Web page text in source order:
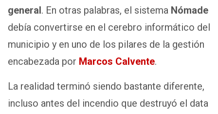
general. En otras palabras, el sistema Nómade
debía convertirse en el cerebro informático del
municipio y en uno de los pilares de la gestión
encabezada por Marcos Calvente.
La realidad terminó siendo bastante diferente,
incluso antes del incendio que destruyó el data